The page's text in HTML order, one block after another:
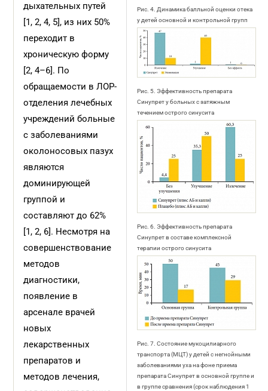
Рис. 4. Динамика балльной оценки отека
у детей основной и контрольной групп
Рис. 5. Эффективность препарата
Синупрет у больных с затяжным
течением острого синусита
Рис. 6. Эффективность препарата
Синупрет в составе комплексной
терапии острого синусита
Рис. 7. Состояние мукоцилиарного
транспорта (МЦТ) у детей с негнойными
заболеваниями уха на фоне приема
препарата Синупрет в основной группе и
в группе сравнения (срок наблюдения 1
дыхательных путей
[1, 2, 4, 5], из них 50%
переходит в
хроническую форму
[2, 4–6]. По
обращаемости в ЛОР-
отделения лечебных
учреждений больные
с заболеваниями
околоносовых пазух
являются
доминирующей
группой и
составляют до 62%
[1, 2, 6]. Несмотря на
совершенствование
методов
диагностики,
появление в
арсенале врачей
новых
лекарственных
препаратов и
методов лечения,